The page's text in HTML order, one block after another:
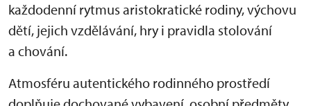
každodenní rytmus aristokratické rodiny, výchovu
dětí, jejich vzdělávání, hry i pravidla stolování
a chování.
Atmosféru autentického rodinného prostředí